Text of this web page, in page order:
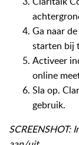
Ga naar
starten bij
Activeer
online
Sla op.
gebruik.
SCREENSHOT: